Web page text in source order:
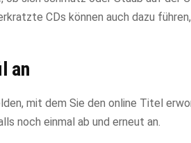
CDs können auch dazu
an
mit dem Sie den online Titel
noch einmal ab und erneut an.